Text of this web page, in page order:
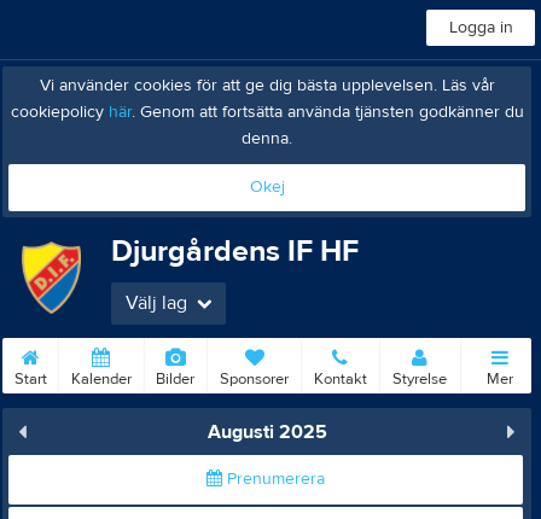
Logga in
Vi använder cookies för att ge dig bästa upplevelsen. Läs vår
cookiepolicy här. Genom att fortsätta använda tjänsten godkänner du
denna.
Okej
Djurgårdens IF HF
Välj lag
Start Kalender Bilder Sponsorer Kontakt Styrelse Mer
Augusti 2025
Prenumerera